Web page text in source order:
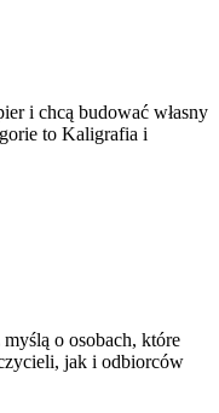
i chcą budować własny
to Kaligrafia i
o osobach, które
jak i odbiorców